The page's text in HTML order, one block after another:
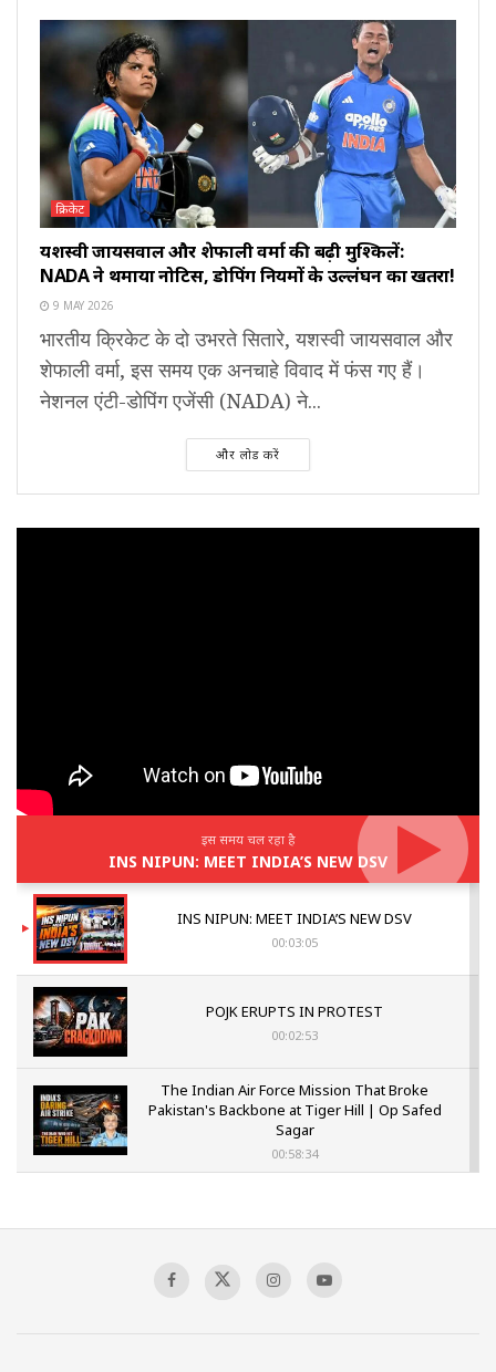
क्रिकेट
यशस्वी जायसवाल और शेफाली वर्मा की बढ़ी मुश्किलें:
NADA ने थमाया नोटिस, डोपिंग नियमों के उल्लंघन का खतरा!
9 MAY 2026
भारतीय क्रिकेट के दो उभरते सितारे, यशस्वी जायसवाल और
शेफाली वर्मा, इस समय एक अनचाहे विवाद में फंस गए हैं।
नेशनल एंटी-डोपिंग एजेंसी (NADA) ने...
और लोड करें
इस समय चल रहा है
INS NIPUN: MEET INDIA’S NEW DSV
INS NIPUN: MEET INDIA’S NEW DSV
00:03:05
POJK ERUPTS IN PROTEST
00:02:53
The Indian Air Force Mission That Broke
Pakistan's Backbone at Tiger Hill | Op Safed
Sagar
00:58:34